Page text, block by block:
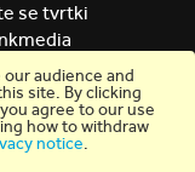
audience and
site. By clicking
agree to our use
how to withdraw
notice.
se tvrtki
web-
o Privatnosti